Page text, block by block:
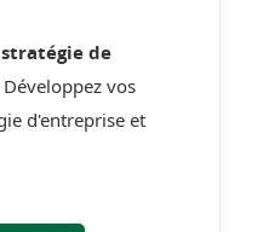
de
Développez vos
d'entreprise et